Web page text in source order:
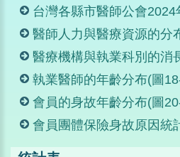
台灣各縣市醫師公會2024
醫師人力與醫療資源的分
醫療機構與執業科別的消
執業醫師的年齡分布(圖
會員的身故年齡分布(圖
會員團體保險身故原因統